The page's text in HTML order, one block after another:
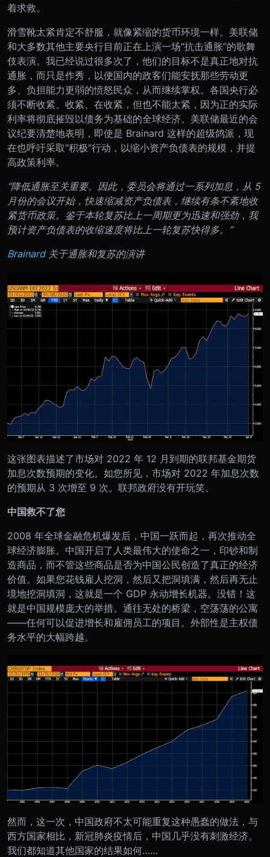
着求救。
滑雪靴太紧肯定不舒服，就像紧缩的货币环境一样。美联储
和大多数其他主要央行目前正在上演一场“抗击通胀”的歌舞
伎表演。我已经说过很多次了，他们的目标不是真正地对抗
通胀，而只是作秀，以便国内的政客们能安抚那些劳动更
多、负担能力更弱的愤怒民众，从而继续掌权。各国央行必
须不断收紧、收紧、在收紧，但也不能太紧，因为正的实际
利率将彻底摧毁以债务为基础的全球经济。美联储最近的会
议纪要清楚地表明，即使是 Brainard 这样的超级鸽派，现
在也呼吁采取“积极”行动，以缩小资产负债表的规模，并提
高政策利率。
“降低通胀至关重要。因此，委员会将通过一系列加息，从 5
月份的会议开始，快速缩减资产负债表，继续有条不紊地收
紧货币政策。鉴于本轮复苏比上一周期更为迅速和强劲，我
预计资产负债表的收缩速度将比上一轮复苏快得多。”
Brainard 关于通胀和复苏的演讲
这张图表描述了市场对 2022 年 12 月到期的联邦基金期货
加息次数预期的变化。如您所见，市场对 2022 年加息次数
的预期从 3 次增至 9 次。联邦政府没有开玩笑。
中国救不了您
2008 年全球金融危机爆发后，中国一跃而起，再次推动全
球经济膨胀。中国开启了人类最伟大的使命之一，印钞和制
造商品，而不管这些商品是否为中国公民创造了真正的经济
价值。如果您花钱雇人挖洞，然后又把洞填满，然后再无止
境地挖洞填洞，这就是一个 GDP 永动增长机器。没错！这
就是中国规模庞大的举措。通往无处的桥梁，空荡荡的公寓
——任何可以促进增长和雇佣员工的项目。外部性是主权债
务水平的大幅跨越。
然而，这一次，中国政府不太可能重复这种愚蠢的做法，与
西方国家相比，新冠肺炎疫情后，中国几乎没有刺激经济。
我们都知道其他国家的结果如何……